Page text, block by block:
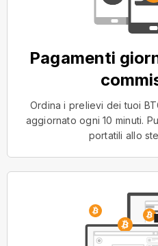
Pagamenti
Ordina i prelievi dei tuoi
aggiornato ogni 10 minuti.
portatili allo